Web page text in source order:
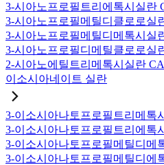
3-시아노프로필트리에톡시실란
3-시아노프로필메틸디클로로실
3-시아노프로필메틸디메톡시실
3-시아노프로필디메틸클로로실
2-시아노에틸트리메톡시실란
이소시아네이트 실란
3-이소시아나토프로필트리메톡
3-이소시아나토프로필트리에톡
3-이소시아나토프로필메틸디메
3-이소시아나토프로필메틸디에